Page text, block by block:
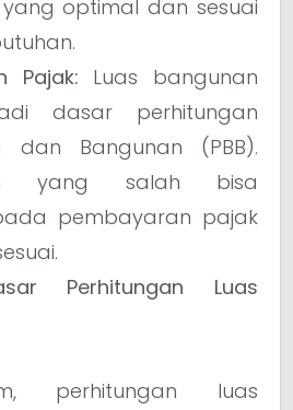
optimal dan sesuai
Pajak: Luas bangunan
dasar perhitungan
dan Bangunan (PBB).
yang salah bisa
pembayaran pajak
Perhitungan Luas
perhitungan luas